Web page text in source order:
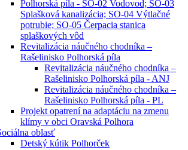
Polhorská píla - SO-02 Vodovod; SO-03
Splašková kanalizácia; SO-04 Výtlačné
potrubie; SO-05 Čerpacia stanica
splaškových vôd
Revitalizácia náučného chodníka –
Rašelinisko Polhorská píla
Revitalizácia náučného chodníka –
Rašelinisko Polhorská píla - ANJ
Revitalizácia náučného chodníka –
Rašelinisko Polhorská píla - PL
Projekt opatrení na adaptáciu na zmenu
klímy v obci Oravská Polhora
oblasť
Detský kútik Polhorček